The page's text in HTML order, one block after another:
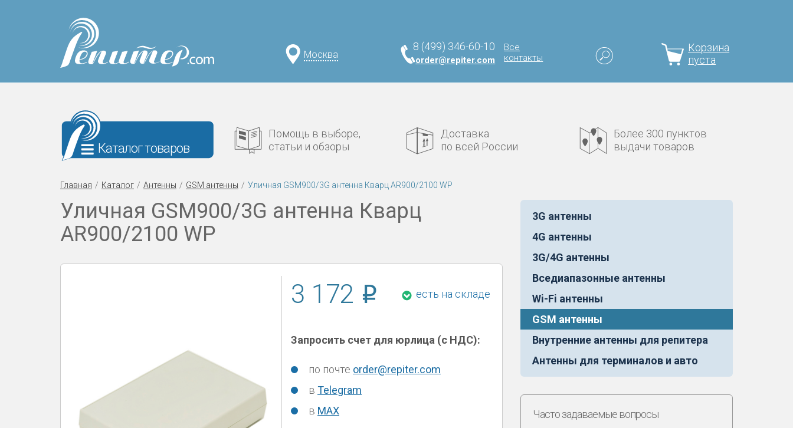
Москва
8 (499) 346-60-10
order@repiter.com
Все
контакты
Корзина
пуста
Каталог товаров
Помощь в выборе,
статьи и обзоры
Доставка
по всей России
Более 300 пунктов
выдачи товаров
Главная Каталог Антенны GSM антенны Уличная GSM900/3G антенна Кварц AR900/2100 WP
Уличная GSM900/3G антенна Кварц
AR900/2100 WP
3 172 есть на складе
Запросить счет для юрлица (с НДС):
по почте order@repiter.com
в Telegram
в MAX
3G антенны
4G антенны
3G/4G антенны
Вседиапазонные антенны
Wi-Fi антенны
GSM антенны
Внутренние антенны для репитера
Антенны для терминалов и авто
Часто задаваемые вопросы